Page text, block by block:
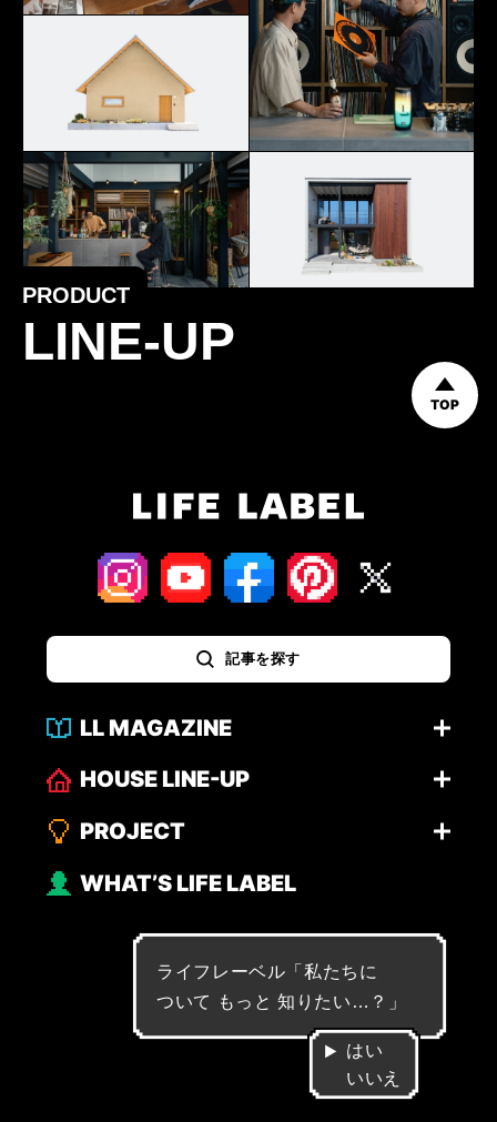
PRODUCT
LINE-UP
TOP
記事を探す
LL MAGAZINE
HOUSE LINE-UP
PROJECT
WHAT’S LIFE LABEL
ライフレーベル「私たち に
ついて も っ と 知 り た い … ？ 」
はい
いいえ